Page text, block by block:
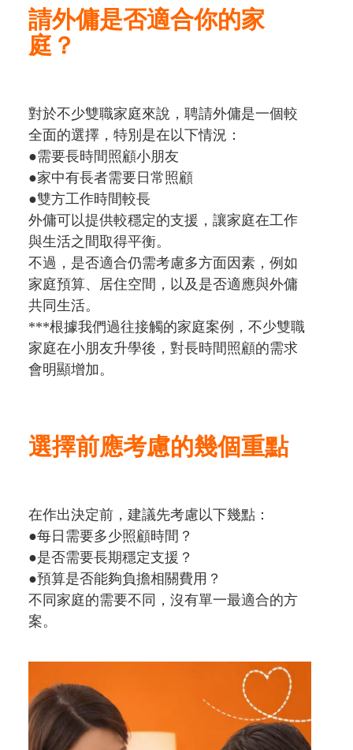
請外傭是否適合你的家
庭？
對於不少雙職家庭來說，聘請外傭是一個較
全面的選擇，特別是在以下情況：
●需要長時間照顧小朋友
●家中有長者需要日常照顧
●雙方工作時間較長
外傭可以提供較穩定的支援，讓家庭在工作
與生活之間取得平衡。
不過，是否適合仍需考慮多方面因素，例如
家庭預算、居住空間，以及是否適應與外傭
共同生活。
***根據我們過往接觸的家庭案例，不少雙職
家庭在小朋友升學後，對長時間照顧的需求
會明顯增加。
選擇前應考慮的幾個重點
在作出決定前，建議先考慮以下幾點：
●每日需要多少照顧時間？
●是否需要長期穩定支援？
●預算是否能夠負擔相關費用？
不同家庭的需要不同，沒有單一最適合的方
案。